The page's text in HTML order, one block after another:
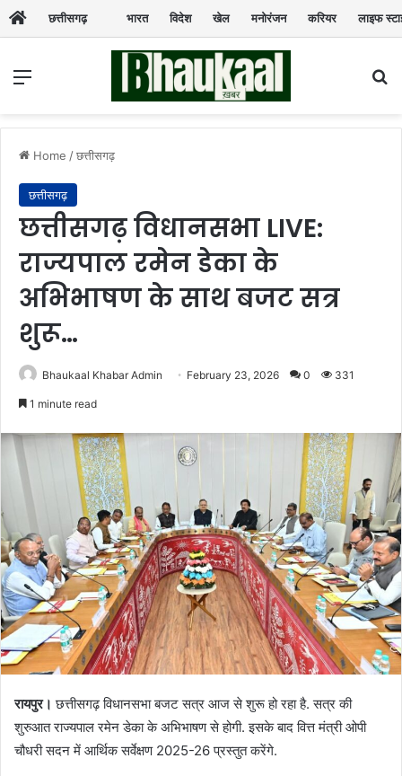
छत्तीसगढ़ भारत विदेश खेल मनोरंजन करियर लाइफ
Menu
Home /छत्तीसगढ़
छत्तीसगढ़
छत्तीसगढ़ विधानसभा LIVE:
राज्यपाल रमेन डेका के
अभिभाषण के साथ बजट सत्र
शुरू…
Bhaukaal Khabar Admin February 23, 2026 0 331
1 minute read
रायपुर।छत्तीसगढ़ विधानसभा बजट सत्र आज से शुरू हो रहा है. सत्र की
शुरुआत राज्यपाल रमेन डेका के अभिभाषण से होगी. इसके बाद वित्त मंत्री ओपी
चौधरी सदन में आर्थिक सर्वेक्षण 2025-26 प्रस्तुत करेंगे.